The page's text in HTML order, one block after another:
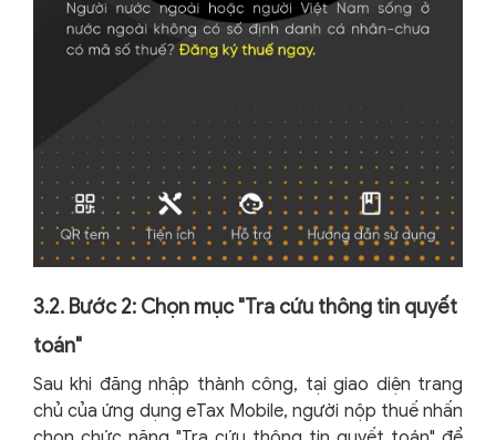
3.2. Bước 2: Chọn mục "Tra cứu thông tin quyết
toán"
Sau khi đăng nhập thành công, tại giao diện trang
chủ của ứng dụng eTax Mobile, người nộp thuế nhấn